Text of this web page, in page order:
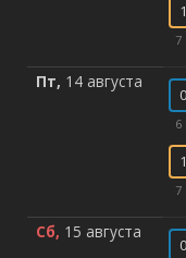
7
Пт, 14 августа
6
7
Сб, 15 августа